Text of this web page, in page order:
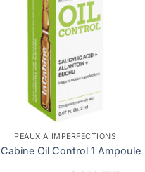
PEAUX À IMPERFECTIONS
Oil Control 1 Ampoule